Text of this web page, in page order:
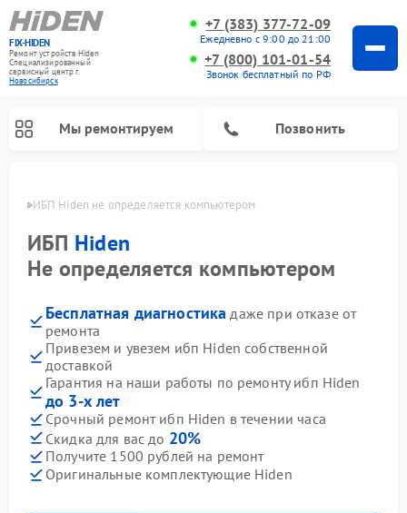
FIX-HIDEN
Ремонт устройств Hiden
Специализированный
cервисный центр г.
Новосибирск
+7 (383) 377-72-09
Ежедневно с 9:00 до 21:00
+7 (800) 101-01-54
Звонок бесплатный по РФ
Мы ремонтируем Позвонить
ИБП Hiden не определяется компьютером
ИБП Hiden
Не определяется компьютером
Бесплатная диагностика даже при отказе от
ремонта
Привезем и увезем ибп Hiden собственной
доставкой
Гарантия на наши работы по ремонту ибп Hiden
до 3-х лет
Срочный ремонт ибп Hiden в течении часа
Скидка для вас до 20%
Получите 1500 рублей на ремонт
Оригинальные комплектующие Hiden